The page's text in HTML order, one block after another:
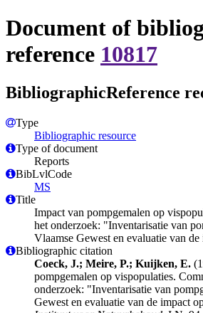
Document of
reference 10817
BibliographicReference
Type
Bibliographic resource
Type of document
Reports
BibLvlCode
MS
Title
Impact van pompgemalen op
het onderzoek: "Inventarisatie van
Vlaamse Gewest en evaluatie van
Bibliographic citation
Coeck, J.; Meire, P.; Kuijken, E.
pompgemalen op vispopulaties.
onderzoek: "Inventarisatie van
Gewest en evaluatie van de impact